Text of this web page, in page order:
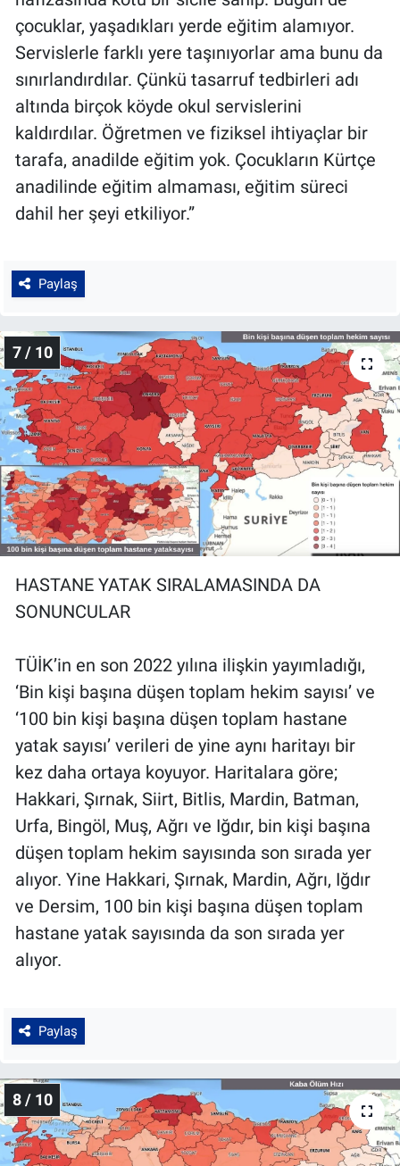
çocuklar, yaşadıkları yerde eğitim alamıyor.
Servislerle farklı yere taşınıyorlar ama bunu da
sınırlandırdılar. Çünkü tasarruf tedbirleri adı
altında birçok köyde okul servislerini
kaldırdılar. Öğretmen ve fiziksel ihtiyaçlar bir
tarafa, anadilde eğitim yok. Çocukların Kürtçe
anadilinde eğitim almaması, eğitim süreci
dahil her şeyi etkiliyor.”
Paylaş
7 / 10
HASTANE YATAK SIRALAMASINDA DA
SONUNCULAR
TÜİK’in en son 2022 yılına ilişkin yayımladığı,
‘Bin kişi başına düşen toplam hekim sayısı’ ve
‘100 bin kişi başına düşen toplam hastane
yatak sayısı’ verileri de yine aynı haritayı bir
kez daha ortaya koyuyor. Haritalara göre;
Hakkari, Şırnak, Siirt, Bitlis, Mardin, Batman,
Urfa, Bingöl, Muş, Ağrı ve Iğdır, bin kişi başına
düşen toplam hekim sayısında son sırada yer
alıyor. Yine Hakkari, Şırnak, Mardin, Ağrı, Iğdır
ve Dersim, 100 bin kişi başına düşen toplam
hastane yatak sayısında da son sırada yer
alıyor.
Paylaş
8 / 10